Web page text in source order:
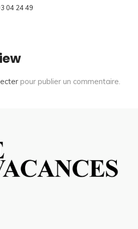
04 24 49
pour publier un commentaire.